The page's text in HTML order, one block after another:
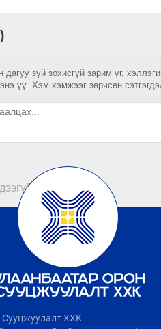
зүй зохисгүй зарим үг,
үү. Хэм хэмжээг зөрчсөн
байна
ХХК